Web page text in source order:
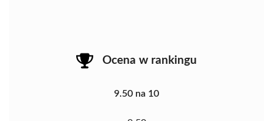
Ocena w rankingu
9.50 na 10